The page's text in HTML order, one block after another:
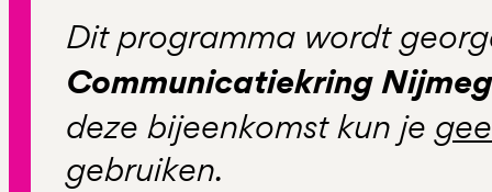
Dit programma wordt
Communicatiekring
deze bijeenkomst kun je
gebruiken.